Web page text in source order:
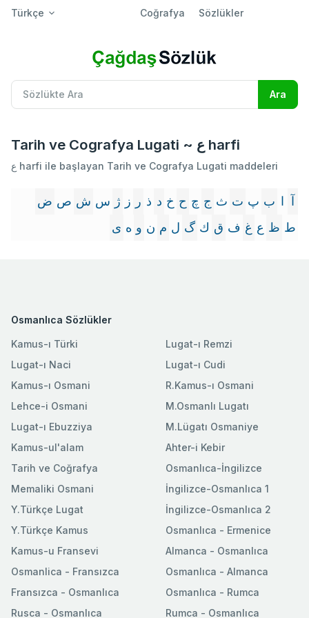
Türkçe Coğrafya Sözlükler
Tarih ve Cografya Lugati ~ ع harfi
ع harfi ile başlayan Tarih ve Cografya Lugati maddeleri
آ ا ب پ ت ث ج چ ح خ د ذ ر ز ژ س ش ص ض
ط ظ ع غ ف ق ك گ ل م ن و ه ى
Osmanlıca Sözlükler
Kamus-ı Türki
Lugat-ı Naci
Kamus-ı Osmani
Lehce-i Osmani
Lugat-ı Ebuzziya
Lugat-ı Remzi
Lugat-ı Cudi
R.Kamus-ı Osmani
M.Osmanlı Lugatı
M.Lügatı Osmaniye
Kamus-ul'alam
Tarih ve Coğrafya
Memaliki Osmani
Y.Türkçe Lugat
Y.Türkçe Kamus
Ahter-i Kebir
Osmanlıca-İngilizce
İngilizce-Osmanlıca 1
İngilizce-Osmanlıca 2
Osmanlıca - Ermenice
Kamus-u Fransevi
Osmanlica - Fransızca
Fransızca - Osmanlıca
Rusca - Osmanlıca
Almanca - Osmanlıca
Osmanlıca - Almanca
Osmanlıca - Rumca
Rumca - Osmanlıca